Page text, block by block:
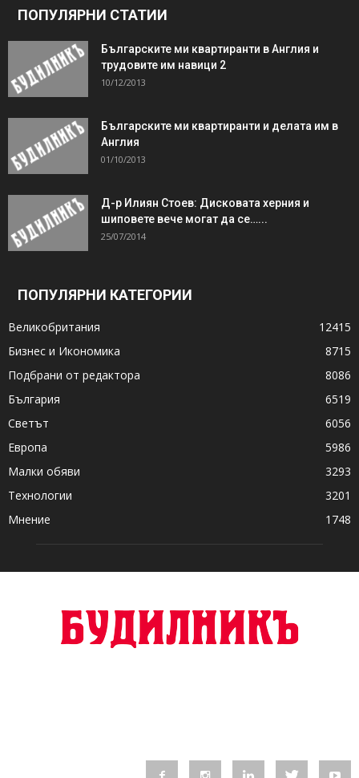
ПОПУЛЯРНИ СТАТИИ
Българските ми квартиранти в Англия и
трудовите им навици 2
10/12/2013
Българските ми квартиранти и делата им в
Англия
01/10/2013
Д-р Илиян Стоев: Дисковата херния и
шиповете вече могат да се…...
25/07/2014
ПОПУЛЯРНИ КАТЕГОРИИ
Великобритания
12415
Бизнес и Икономика
8715
Подбрани от редактора
8086
България
6519
Светът
6056
Европа
5986
Малки обяви
3293
Технологии
3201
Мнение
1748